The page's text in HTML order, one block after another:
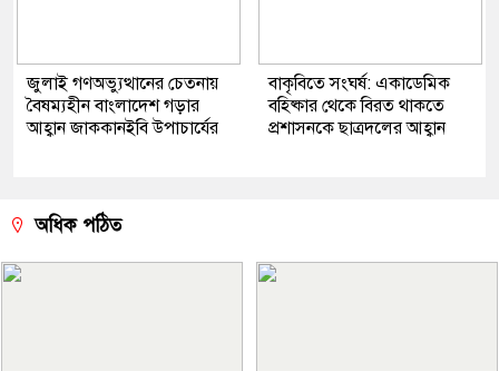
জুলাই গণঅভ্যুত্থানের চেতনায়
বৈষম্যহীন বাংলাদেশ গড়ার
আহ্বান জাককানইবি উপাচার্যের
বাকৃবিতে সংঘর্ষ: একাডেমিক
বহিষ্কার থেকে বিরত থাকতে
প্রশাসনকে ছাত্রদলের আহ্বান
অধিক পঠিত